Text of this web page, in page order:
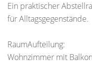
Ein praktischer
für Alltagsgegenstände.
RaumAufteilung:
Wohnzimmer mit